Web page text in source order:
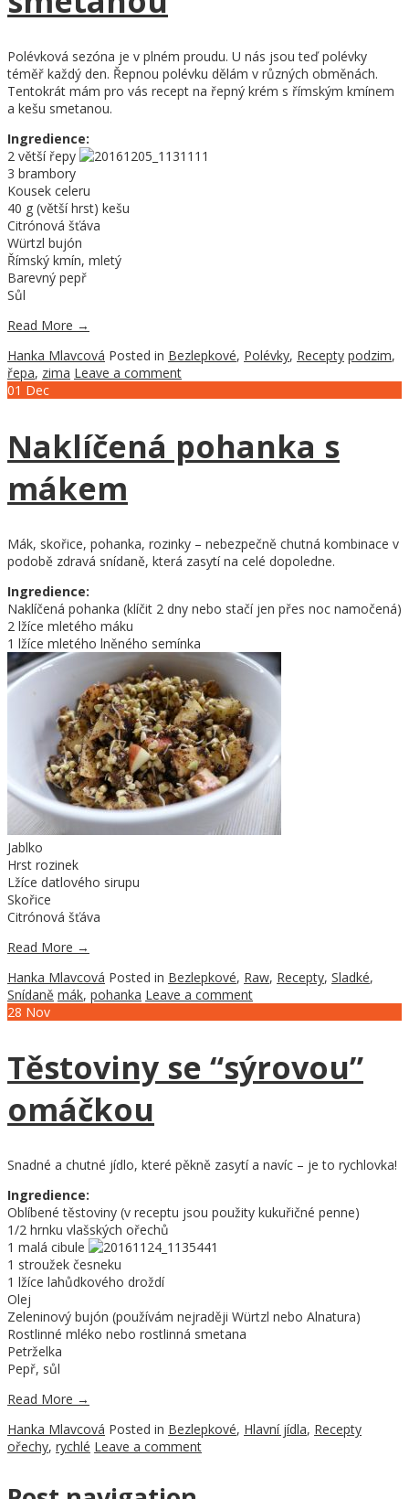
Polévková sezóna je v plném proudu. U nás jsou teď polévky
téměř každý den. Řepnou polévku dělám v různých obměnách.
Tentokrát mám pro vás recept na řepný krém s římským kmínem
a kešu smetanou.
Ingredience:
2 větší řepy
3 brambory
Kousek celeru
40 g (větší hrst) kešu
Citrónová šťáva
Würtzl bujón
Římský kmín, mletý
Barevný pepř
Sůl
Read More →
Hanka Mlavcová Posted in Bezlepkové, Polévky, Recepty podzim,
řepa, zima Leave a comment
01 Dec
Naklíčená pohanka s
mákem
Mák, skořice, pohanka, rozinky – nebezpečně chutná kombinace v
podobě zdravá snídaně, která zasytí na celé dopoledne.
Ingredience:
Naklíčená pohanka (klíčit 2 dny nebo stačí jen přes noc namočená)
2 lžíce mletého máku
1 lžíce mletého lněného semínka
Jablko
Hrst rozinek
Lžíce datlového sirupu
Skořice
Citrónová šťáva
Read More →
Hanka Mlavcová Posted in Bezlepkové, Raw, Recepty, Sladké,
Snídaně mák, pohanka Leave a comment
28 Nov
Těstoviny se “sýrovou”
omáčkou
Snadné a chutné jídlo, které pěkně zasytí a navíc – je to rychlovka!
Ingredience:
Oblíbené těstoviny (v receptu jsou použity kukuřičné penne)
1/2 hrnku vlašských ořechů
1 malá cibule
1 stroužek česneku
1 lžíce lahůdkového droždí
Olej
Zeleninový bujón (používám nejraději Würtzl nebo Alnatura)
Rostlinné mléko nebo rostlinná smetana
Petrželka
Pepř, sůl
Read More →
Hanka Mlavcová Posted in Bezlepkové, Hlavní jídla, Recepty
ořechy, rychlé Leave a comment